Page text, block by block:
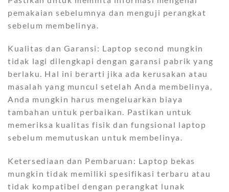
pemakaian sebelumnya dan menguji perangkat
sebelum membelinya.
Kualitas dan Garansi: Laptop second mungkin
tidak lagi dilengkapi dengan garansi pabrik yang
berlaku. Hal ini berarti jika ada kerusakan atau
masalah yang muncul setelah Anda membelinya,
Anda mungkin harus mengeluarkan biaya
tambahan untuk perbaikan. Pastikan untuk
memeriksa kualitas fisik dan fungsional laptop
sebelum memutuskan untuk membelinya.
Ketersediaan dan Pembaruan: Laptop bekas
mungkin tidak memiliki spesifikasi terbaru atau
tidak kompatibel dengan perangkat lunak